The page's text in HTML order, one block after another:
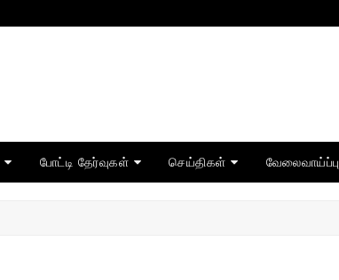
போட்டி தேர்வுகள் செய்திகள் வேலைவாய்ப்பு